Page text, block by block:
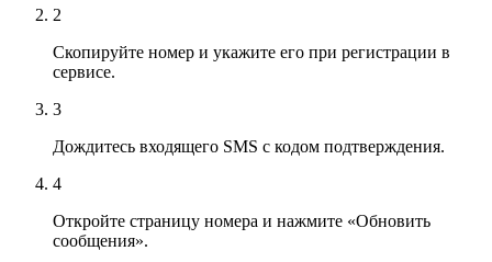
2
Скопируйте номер и укажите его при регистрации в
сервисе.
3
Дождитесь входящего SMS с кодом подтверждения.
4
Откройте страницу номера и нажмите «Обновить
сообщения».